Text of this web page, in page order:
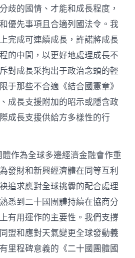
歧的國情、才能和成長程度，
優先事項且合適列國法令。我
完成可連續成長，許諾將成長
的中間，以更好地處理成長不
對成長采掏出于政治念頭的輕
于那些不合適《結合國憲章》
成長支援附加的昭示或隱含政
成長支援供給方多樣性的行
作為全球多邊經濟金融會作重
發財和新興經濟體在同等互利
追求應對全球挑釁的配合處理
悉到二十國團體持續在協商分
有用運作的主要性。我們支撐
盟和應對天氣變更全球發動義
里程碑意義的《二十國團體國